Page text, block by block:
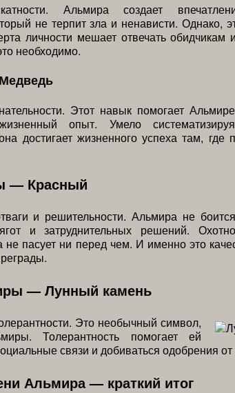
Альмира создает
не терпит зла и ненависти. Однако,
личности мешает отвечать обидчикам
необходимо.
Этот навык помогает Альмире
опыт. Умело систематизируя
достигает жизненного успеха там, где
— Красный
и решительности. Альмира не боится
и затруднительных решений. Охотно
пасует ни перед чем. И именно это
— Лунный камень
Это необычный символ,
Толерантность помогает ей
связи и добиваться одобрения
Альмира — краткий итог